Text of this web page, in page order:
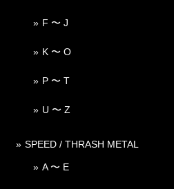
F 〜 J
K 〜 O
P 〜 T
U 〜 Z
SPEED / THRASH METAL
A 〜 E